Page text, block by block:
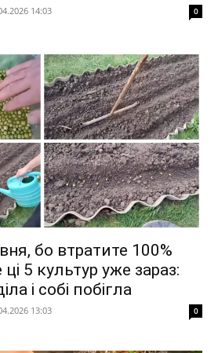
14:03 0
бо втратите 100%
5 культур уже зараз:
і собі побігла
13:03 0